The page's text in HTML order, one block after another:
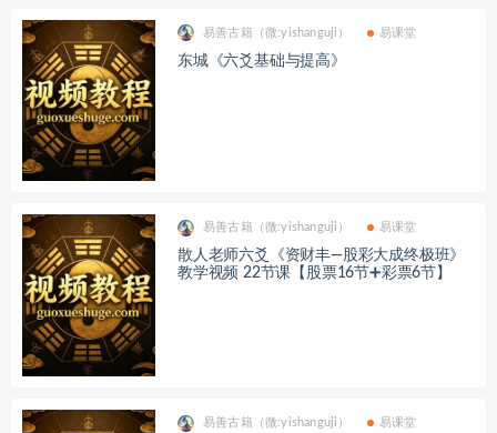
易善古籍（微:yishanguji） 易课堂
东城《六爻基础与提高》
易善古籍（微:yishanguji） 易课堂
散人老师六爻《资财丰—股彩大成终极班》
教学视频 22节课【股票16节➕彩票6节】
易善古籍（微:yishanguji） 易课堂